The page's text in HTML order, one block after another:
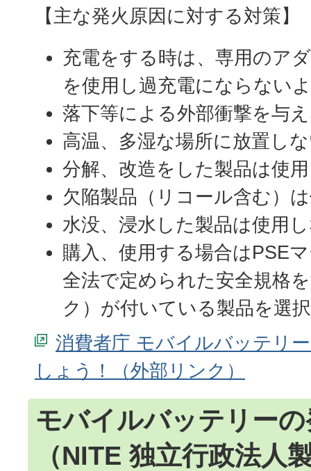
【主な発火原因に対する対策】
充電をする時は、専用のア
を使用し過充電にならない
落下等による外部衝撃を与
高温、多湿な場所に放置し
分解、改造をした製品は使
欠陥製品（リコール含む）
水没、浸水した製品は使用
購入、使用する場合はPSE
全法で定められた安全規格
ク）が付いている製品を選
消費者庁 モバイルバッテリ
しょう！
モバイルバッテリー
（NITE 独立行政法人